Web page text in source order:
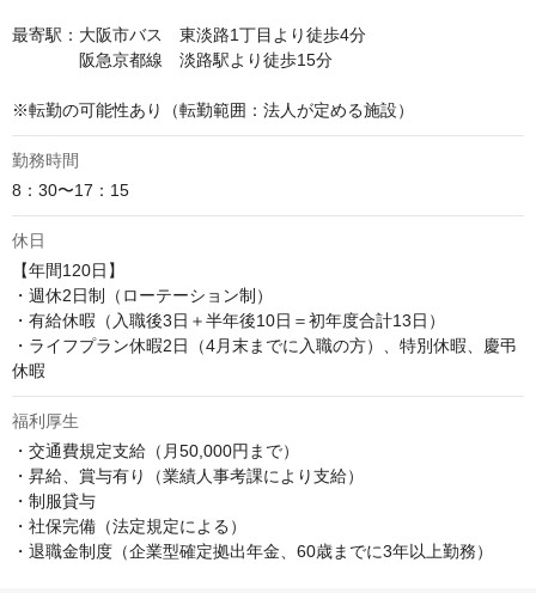
最寄駅：大阪市バス　東淡路1丁目より徒歩4分
阪急京都線　淡路駅より徒歩15分
※転勤の可能性あり（転勤範囲：法人が定める施設）
勤務時間
8：30〜17：15
休日
【年間120日】
・週休2日制（ローテーション制）
・有給休暇（入職後3日＋半年後10日＝初年度合計13日）
・ライフプラン休暇2日（4月末までに入職の方）、特別休暇、慶弔
休暇
福利厚生
・交通費規定支給（月50,000円まで）
・昇給、賞与有り（業績人事考課により支給）
・制服貸与
・社保完備（法定規定による）
・退職金制度（企業型確定拠出年金、60歳までに3年以上勤務）